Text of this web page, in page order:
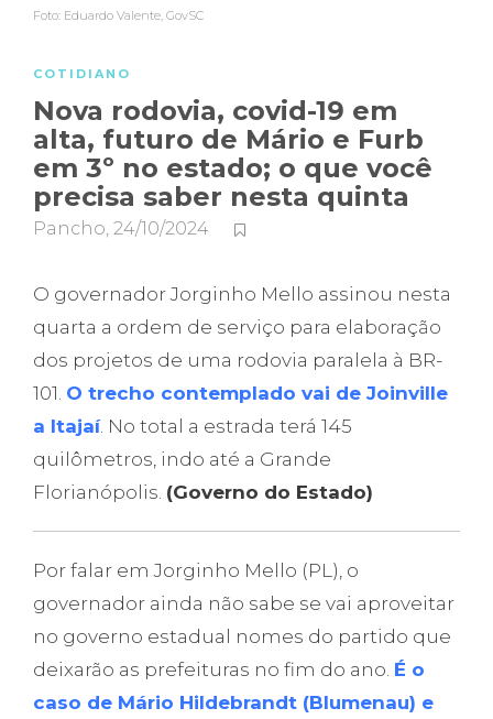
Foto: Eduardo Valente, GovSC
COTIDIANO
Nova rodovia, covid-19 em
alta, futuro de Mário e Furb
em 3º no estado; o que você
precisa saber nesta quinta
Pancho, 24/10/2024
O governador Jorginho Mello assinou nesta
quarta a ordem de serviço para elaboração
dos projetos de uma rodovia paralela à BR-
101. O trecho contemplado vai de Joinville
a Itajaí. No total a estrada terá 145
quilômetros, indo até a Grande
Florianópolis. (Governo do Estado)
Por falar em Jorginho Mello (PL), o
governador ainda não sabe se vai aproveitar
no governo estadual nomes do partido que
deixarão as prefeituras no fim do ano. É o
caso de Mário Hildebrandt (Blumenau) e